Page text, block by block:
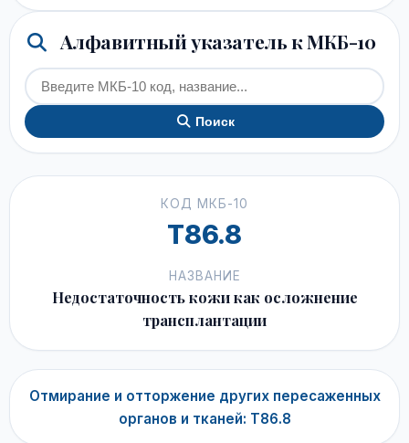
Алфавитный указатель к МКБ-10
Поиск
КОД МКБ-10
T86.8
НАЗВАНИЕ
Недостаточность кожи как осложнение
трансплантации
Отмирание и отторжение других пересаженных
органов и тканей: T86.8